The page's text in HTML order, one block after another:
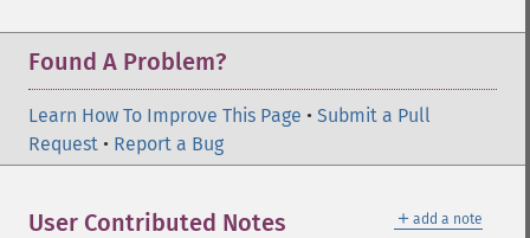
Found A Problem?
Learn How To Improve This Page • Submit a Pull
Request • Report a Bug
＋ add a note
User Contributed Notes